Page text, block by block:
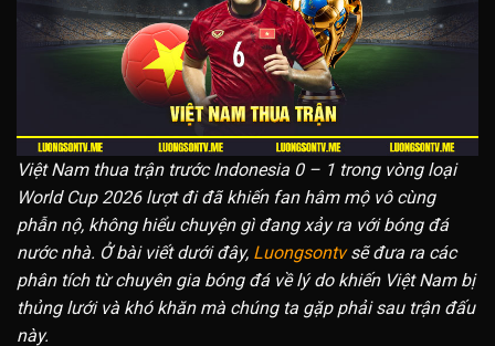
Việt Nam thua trận trước Indonesia 0 – 1 trong vòng loại
World Cup 2026 lượt đi đã khiến fan hâm mộ vô cùng
phẫn nộ, không hiểu chuyện gì đang xảy ra với bóng đá
nước nhà. Ở bài viết dưới đây, Luongsontv sẽ đưa ra các
phân tích từ chuyên gia bóng đá về lý do khiến Việt Nam bị
thủng lưới và khó khăn mà chúng ta gặp phải sau trận đấu
này.